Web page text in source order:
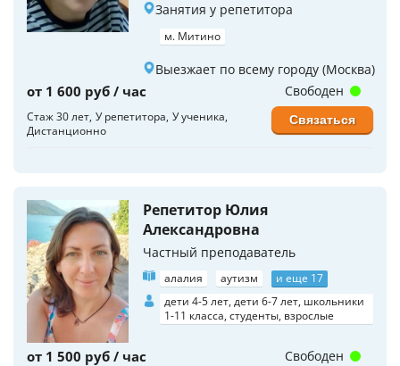
Занятия у репетитора
м. Митино
Выезжает по всему городу (Москва)
от 1 600 руб / час
Стаж 30 лет У репетитора У ученика
Дистанционно
Свободен
Связаться
Репетитор Юлия
Александровна
Частный преподаватель
алалия аутизм
и еще 17
дети 4-5 лет, дети 6-7 лет, школьники
1-11 класса, студенты, взрослые
от 1 500 руб / час Свободен